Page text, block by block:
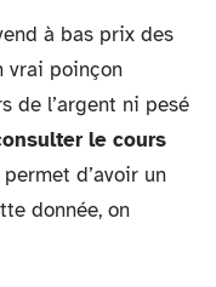
à bas prix des
vrai poinçon
de l’argent ni pesé
le cours
permet d’avoir un
donnée, on